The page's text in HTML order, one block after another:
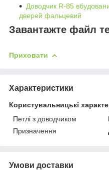
Доводчик R-85
дверей фальцевий
Завантажте файл
Приховати
Характеристики
Користувальницькі
Петлі з доводчиком
Призначення
Умови доставки